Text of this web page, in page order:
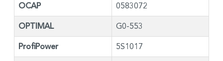
OCAP 0583072
OPTIMAL G0-553
ProfiPower 5S1017